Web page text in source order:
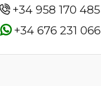
+34 958 170 485
+34 676 231 066